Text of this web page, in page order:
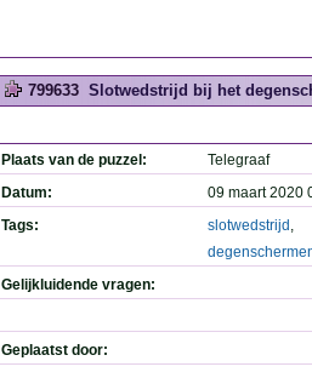
799633 Slotwedstrijd bij het
Plaats van de puzzel:
Telegraaf
Datum:
09 maart 2020
Tags:
slotwedstrijd ,
Gelijkluidende vragen:
Geplaatst door: